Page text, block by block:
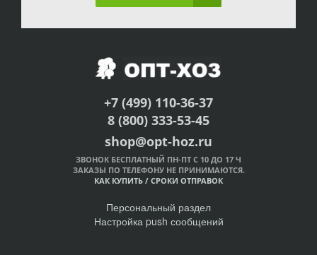
+7 (499) 110-36-37
8 (800) 333-53-45
shop@opt-hoz.ru
ЗВОНОК БЕСПЛАТНЫЙ ПН-ПТ С 10 ДО 17 Ч
ЗАКАЗЫ ПО ТЕЛЕФОНУ НЕ ПРИНИМАЮТСЯ.
КАК КУПИТЬ / СРОКИ ОТПРАВОК
Персональный раздел
Настройка push сообщений